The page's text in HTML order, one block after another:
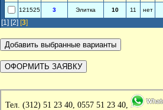
121525 3 Элитка 10 11 нет
[1] [2] [3]
Тел. (312) 51 23 40, 0557 51 23 40,